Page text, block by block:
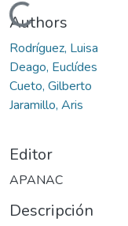
Cargando...
Authors
Rodríguez, Luisa
Deago, Euclídes
Cueto, Gilberto
Jaramillo, Aris
Editor
APANAC
Descripción